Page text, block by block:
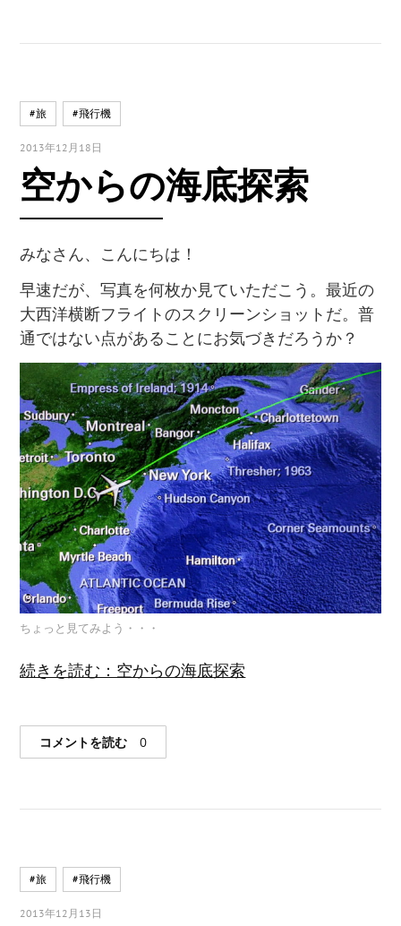
#旅 #飛行機
2013年12月18日
空からの海底探索
みなさん、こんにちは！
早速だが、写真を何枚か見ていただこう。最近の
大西洋横断フライトのスクリーンショットだ。普
通ではない点があることにお気づきだろうか？
ちょっと見てみよう・・・
続きを読む：空からの海底探索
コメントを読む 0
#旅 #飛行機
2013年12月13日